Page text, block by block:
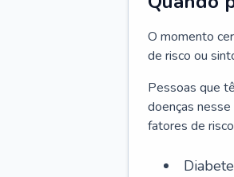
O momento
de risco ou
Pessoas que
doenças
fatores de